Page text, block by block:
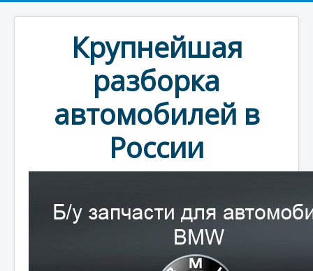
Крупнейшая
разборка
автомобилей в
России